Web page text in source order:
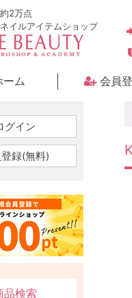
2万点
イルアイテムショップ
ーム 会員
グイン
録(無料)
品検索